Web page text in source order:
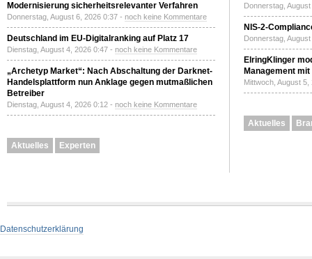
Modernisierung sicherheitsrelevanter Verfahren
Donnerstag, August 6, 2026 0:37 - noch keine Kommentare
Deutschland im EU-Digitalranking auf Platz 17
Dienstag, August 4, 2026 0:47 - noch keine Kommentare
„Archetyp Market“: Nach Abschaltung der Darknet-
Handelsplattform nun Anklage gegen mutmaßlichen
Betreiber
Dienstag, August 4, 2026 0:12 - noch keine Kommentare
Aktuelles Experten
Donnerstag,
NIS-2-
Donnerstag,
ElringKlinger
Management
Mittwoch, August
Aktuelles
Datenschutzerklärung